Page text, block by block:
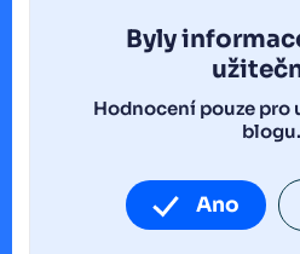
Byly
Hodnocení pouze pro
blogu.
Ano